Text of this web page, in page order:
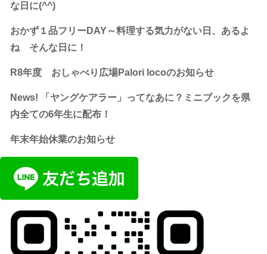
な日に(^^)
おかず１品フリーDAY～料理する気力がない日、あるよ
ね そんな日に！
R8年度 おしゃべり広場Palori locoのお知らせ
News! 「ヤングケアラー」ってなあに？ミニブックを県
内全ての6年生に配布！
年末年始休業のお知らせ